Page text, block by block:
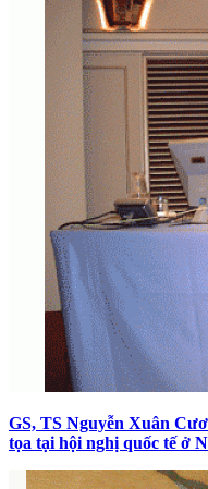
GS, TS Nguyễn Xuân
tọa tại hội nghị quốc tế ở